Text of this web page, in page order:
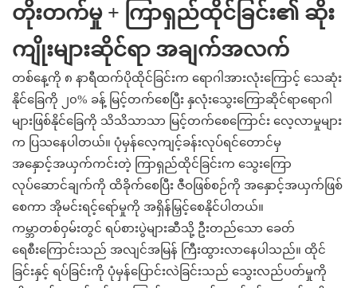
တိုးတက်မှု + ကြာရှည်ထိုင်ခြင်း၏ ဆိုး
ကျိုးများဆိုင်ရာ အချက်အလက်
တစ်နေ့ကို ၈ နာရီထက်ပိုထိုင်ခြင်းက ရောဂါအားလုံးကြောင့် သေဆုံး
နိုင်ခြေကို ၂၀% ခန့် မြင့်တက်စေပြီး နှလုံးသွေးကြောဆိုင်ရာရောဂါ
များဖြစ်နိုင်ခြေကို သိသိသာသာ မြင့်တက်စေကြောင်း လေ့လာမှုများ
က ပြသနေပါတယ်။ ပုံမှန်လေ့ကျင့်ခန်းလုပ်ရင်တောင်မှ
အနှောင့်အယှက်ကင်းတဲ့ ကြာရှည်ထိုင်ခြင်းက သွေးကြော
လုပ်ဆောင်ချက်ကို ထိခိုက်စေပြီး ဇီဝဖြစ်စဉ်ကို အနှောင့်အယှက်ဖြစ်
စေကာ အိုမင်းရင့်ရော်မှုကို အရှိန်မြှင့်စေနိုင်ပါတယ်။
ကမ္ဘာတစ်ဝှမ်းတွင် ရပ်စားပွဲများဆီသို့ ဦးတည်သော ခေတ်
ရေစီးကြောင်းသည် အလျင်အမြန် ကြီးထွားလာနေပါသည်။ ထိုင်
ခြင်းနှင့် ရပ်ခြင်းကို ပုံမှန်ပြောင်းလဲခြင်းသည် သွေးလည်ပတ်မှုကို